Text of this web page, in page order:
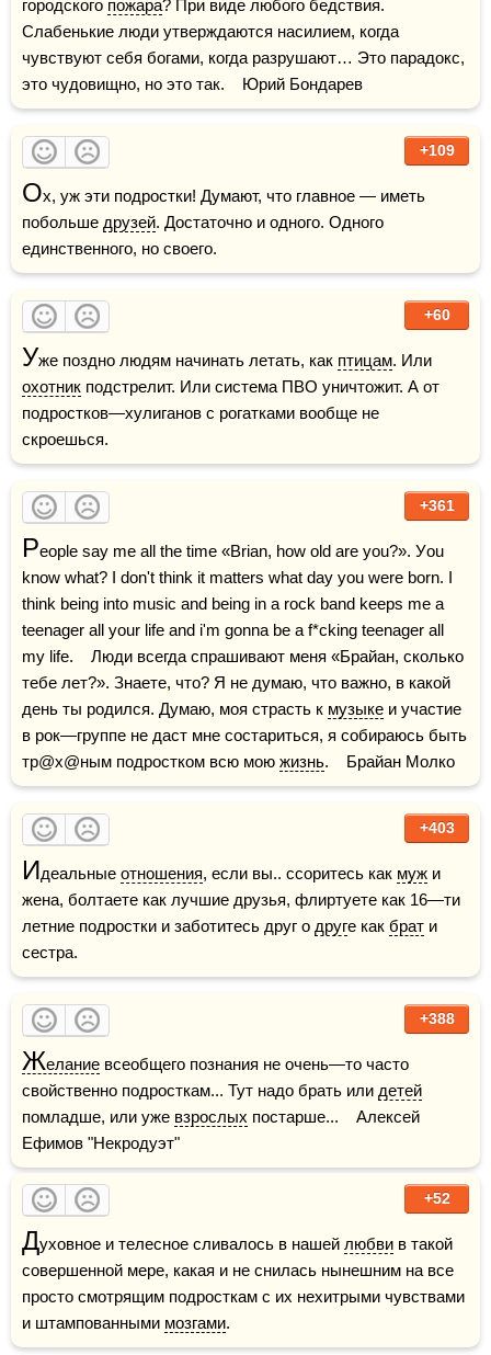
городского пожара? При виде любого бедствия.
Слабенькие люди утверждаются насилием, когда
чувствуют себя богами, когда разрушают… Это парадокс,
это чудовищно, но это так.    Юрий Бондарев
+109
Ох, уж эти подростки! Думают, что главное — иметь
побольше друзей. Достаточно и одного. Одного
единственного, но своего.
+60
Уже поздно людям начинать летать, как птицам
охотник подстрелит. Или система ПВО уничтожит. А от
подростков—хулиганов с рогатками вообще не
скроешься.
+361
People say me all the time «Brian, how old are you?». Уou
know what? I don't think it matters what day you were born. I
think being into music and being in a rock band keeps me a
teenager all your life and i'm gonna be a f*cking teenager all
my life.    Люди всегда спрашивают меня «Брайан, сколько
тебе лет?». Знаете, что? Я не думаю, что важно, в какой
день ты родился. Думаю, моя страсть к музыке и участие
в рок—группе не даст мне состариться, я собираюсь быть
тр@х@ным подростком всю мою жизнь.    Брайан Молко
+403
Идеальные отношения, если вы.. ссоритесь как муж и
жена, болтаете как лучшие друзья, флиртуете как 16—ти
летние подростки и заботитесь друг о друге как брат и
сестра.
+388
Желание всеобщего познания не очень—то часто
свойственно подросткам... Тут надо брать или детей
помладше, или уже взрослых постарше...    Алексей
Ефимов "Некродуэт"
+52
Духовное и телесное сливалось в нашей любви в такой
совершенной мере, какая и не снилась нынешним на все
просто смотрящим подросткам с их нехитрыми чувствами
и штампованными мозгами.